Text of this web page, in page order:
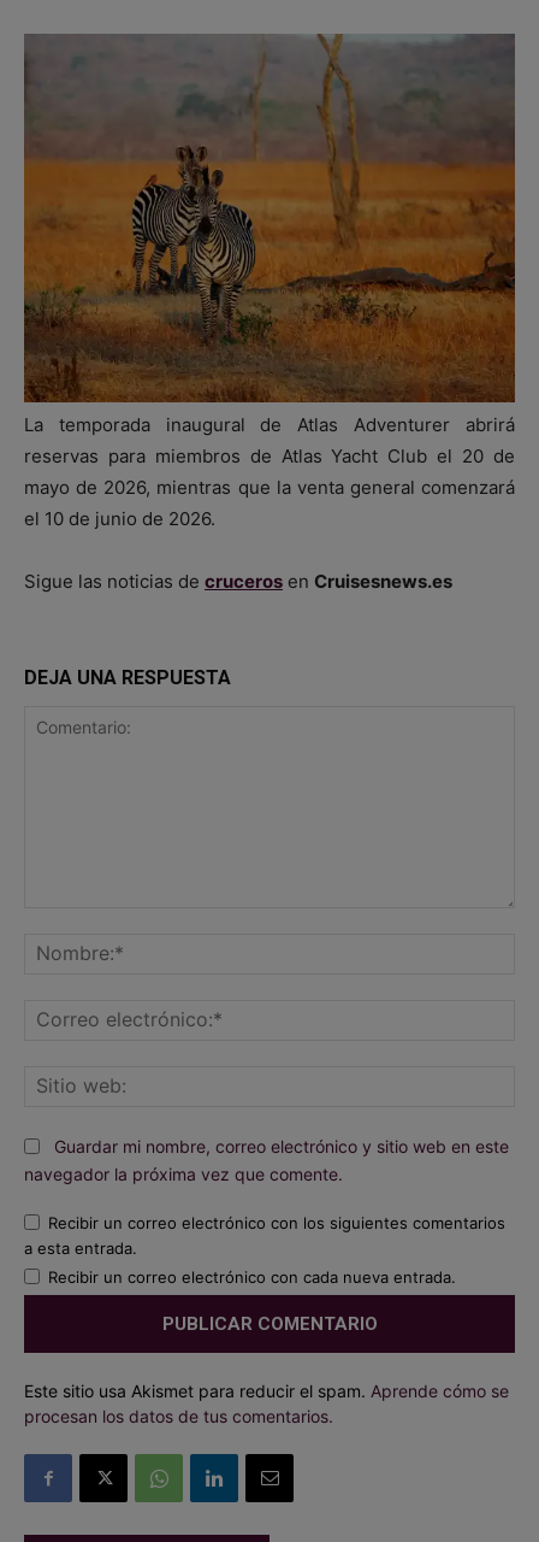
La temporada inaugural de Atlas Adventurer abrirá
reservas para miembros de Atlas Yacht Club el 20 de
mayo de 2026, mientras que la venta general comenzará
el 10 de junio de 2026.
Sigue las noticias de cruceros en Cruisesnews.es
DEJA UNA RESPUESTA
Guardar mi nombre, correo electrónico y sitio web en este
navegador la próxima vez que comente.
Recibir un correo electrónico con los siguientes comentarios
a esta entrada.
Recibir un correo electrónico con cada nueva entrada.
Este sitio usa Akismet para reducir el spam. Aprende cómo se
procesan los datos de tus comentarios.